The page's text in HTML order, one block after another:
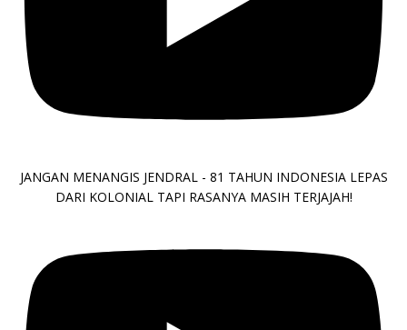
JANGAN MENANGIS JENDRAL - 81 TAHUN INDONESIA LEPAS
DARI KOLONIAL TAPI RASANYA MASIH TERJAJAH!